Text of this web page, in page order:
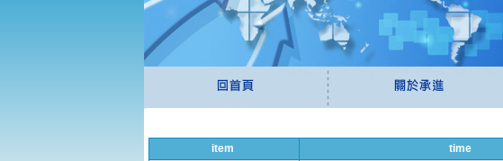
item
time